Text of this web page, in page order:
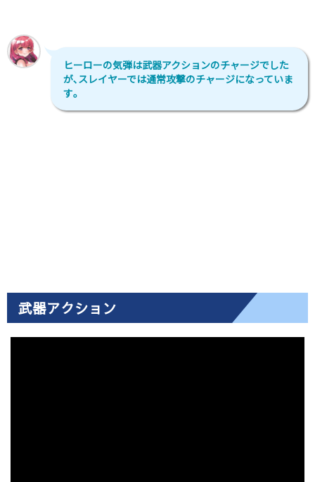
ヒーローの気弾は武器アクションのチャージでした
が､スレイヤーでは通常攻撃のチャージになっていま
す｡
武器アクション